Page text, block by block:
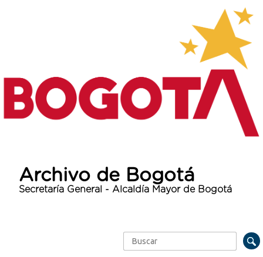
Archivo de Bogotá
Secretaría General - Alcaldía Mayor de Bogotá
Formulario de búsqueda
Buscar